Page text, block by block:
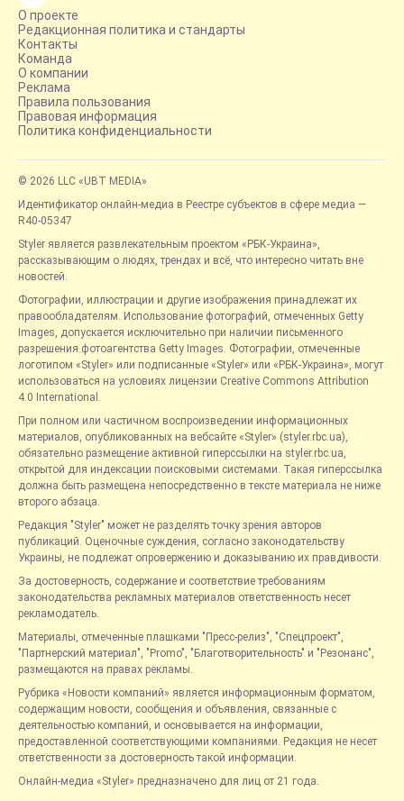
О проекте
Редакционная политика и стандарты
Контакты
Команда
О компании
Реклама
Правила пользования
Правовая информация
Политика конфиденциальности
© 2026 LLC «UBT MEDIA»
Идентификатор онлайн-медиа в Реестре субъектов в сфере медиа —
R40-05347
Styler является развлекательным проектом «РБК-Украина»,
рассказывающим о людях, трендах и всё, что интересно читать вне
новостей.
Фотографии, иллюстрации и другие изображения принадлежат их
правообладателям. Использование фотографий, отмеченных Getty
Images, допускается исключительно при наличии письменного
разрешения фотоагентства Getty Images. Фотографии, отмеченные
логотипом «Styler» или подписанные «Styler» или «РБК-Украина», могут
использоваться на условиях лицензии Creative Commons Attribution
4.0 International.
При полном или частичном воспроизведении информационных
материалов, опубликованных на вебсайте «Styler» (styler.rbc.ua),
обязательно размещение активной гиперссылки на styler.rbc.ua,
открытой для индексации поисковыми системами. Такая гиперссылка
должна быть размещена непосредственно в тексте материала не ниже
второго абзаца.
Редакция "Styler" может не разделять точку зрения авторов
публикаций. Оценочные суждения, согласно законодательству
Украины, не подлежат опровержению и доказыванию их правдивости.
За достоверность, содержание и соответствие требованиям
законодательства рекламных материалов ответственность несет
рекламодатель.
Материалы, отмеченные плашками "Пресс-релиз", "Спецпроект",
"Партнерский материал", "Promo", "Благотворительность" и "Резонанс",
размещаются на правах рекламы.
Рубрика «Новости компаний» является информационным форматом,
содержащим новости, сообщения и объявления, связанные с
деятельностью компаний, и основывается на информации,
предоставленной соответствующими компаниями. Редакция не несет
ответственности за достоверность такой информации.
Онлайн-медиа «Styler» предназначено для лиц от 21 года.